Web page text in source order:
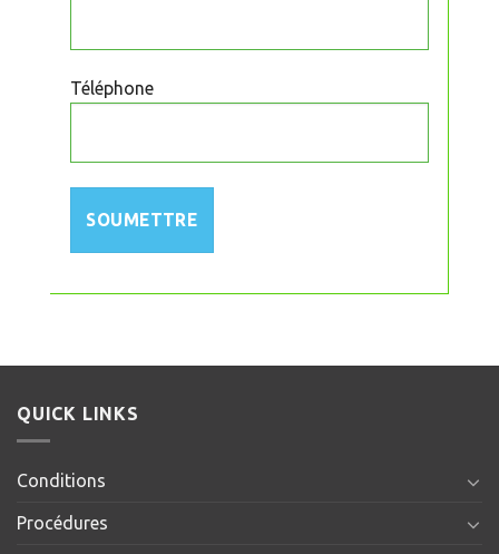
Téléphone
QUICK LINKS
Conditions
Procédures